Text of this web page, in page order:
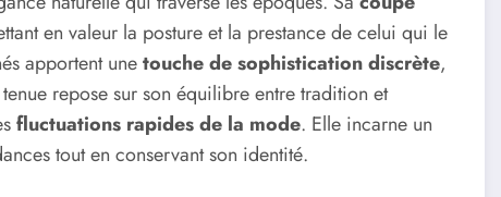
en valeur la posture et la prestance de celui qui le
apportent unetouche de sophistication discrète,
repose sur son équilibre entre tradition et
fluctuations rapides de la mode. Elle incarne un
tout en conservant son identité.